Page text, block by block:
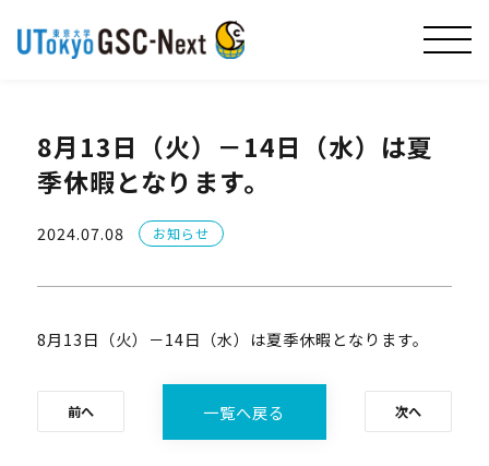
8月13日（火）－14日（水）は夏
季休暇となります。
2024.07.08 お知らせ
8月13日（火）－14日（水）は夏季休暇となります。
前へ 一覧へ戻る 次へ